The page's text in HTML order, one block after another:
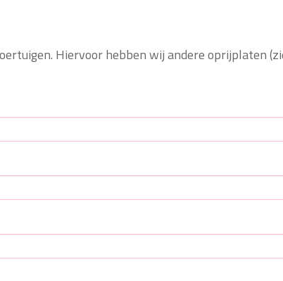
Hiervoor hebben wij andere oprijplaten